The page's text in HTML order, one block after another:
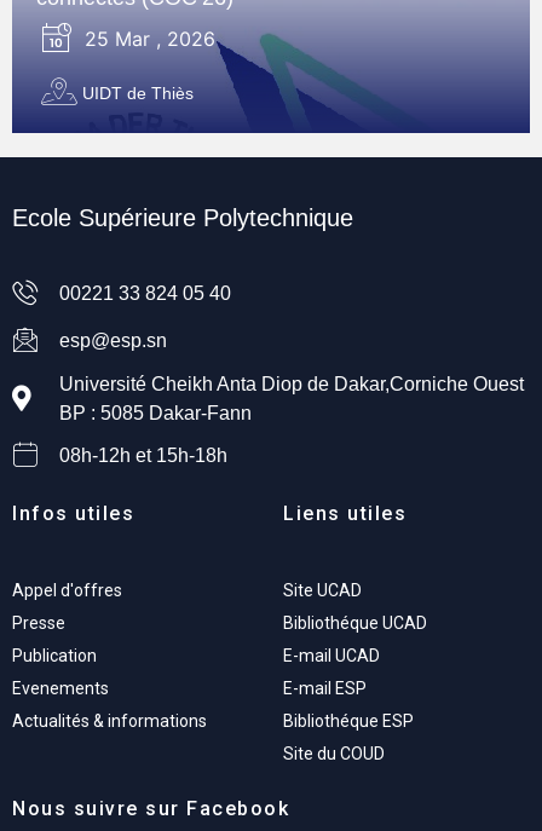
25 Mar , 2026
UIDT de Thiès
Ecole Supérieure Polytechnique
00221 33 824 05 40
esp@esp.sn
Université Cheikh Anta Diop de Dakar,Corniche Ouest
BP : 5085 Dakar-Fann
08h-12h et 15h-18h
Infos utiles
Appel d'offres
Presse
Publication
Evenements
Actualités & informations
Liens utiles
Site UCAD
Bibliothéque UCAD
E-mail UCAD
E-mail ESP
Bibliothéque ESP
Site du COUD
Nous suivre sur Facebook